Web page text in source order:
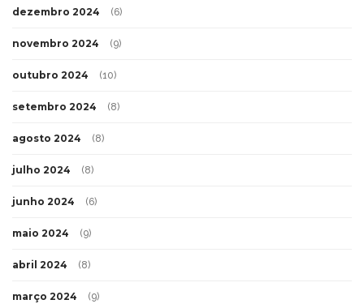
dezembro 2024 (6)
novembro 2024 (9)
outubro 2024 (10)
setembro 2024 (8)
agosto 2024 (8)
julho 2024 (8)
junho 2024 (6)
maio 2024 (9)
abril 2024 (8)
março 2024 (9)